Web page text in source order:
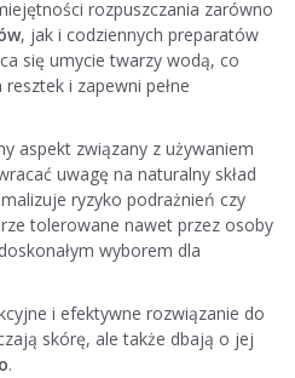
rozpuszczania zarówno
, jak i codziennych preparatów
się umycie twarzy wodą, co
i zapewni pełne
aspekt związany z używaniem
uwagę na naturalny skład
ryzyko podrażnień czy
tolerowane nawet przez osoby
wyborem dla
i efektywne rozwiązanie do
skórę, ale także dbają o jej
.